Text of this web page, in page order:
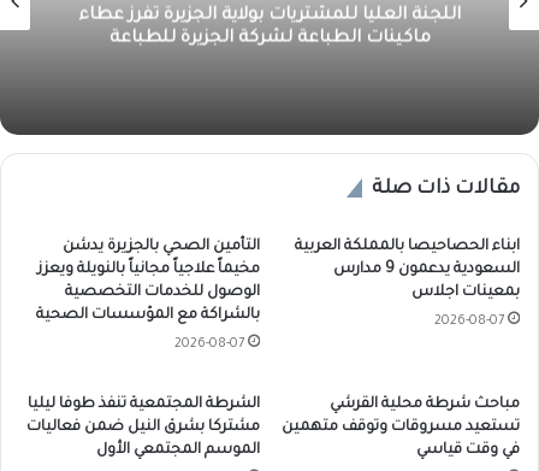
اللجنة العليا للمشتريات بولاية الجزيرة تفرز عطاء
ماكينات الطباعة لشركة الجزيرة للطباعة
مقالات ذات صلة
ابناء الحصاحيصا بالمملكة العربية
السعودية يدعمون 9 مدارس
بمعينات اجلاس
2026-08-07
التأمين الصحي بالجزيرة يدشن
مخيماً علاجياً مجانياً بالنويلة ويعزز
الوصول للخدمات التخصصية
بالشراكة مع المؤسسات الصحية
2026-08-07
مباحث شرطة محلية القرشي
تستعيد مسروقات وتوقف متهمين
في وقت قياسي
الشرطة المجتمعية تنفذ طوفا ليليا
مشتركا بشرق النيل ضمن فعاليات
الموسم المجتمعي الأول